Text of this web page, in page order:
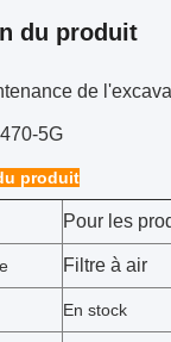
du produit
de
5G
produit
Pour les
Filtre à air
En stock